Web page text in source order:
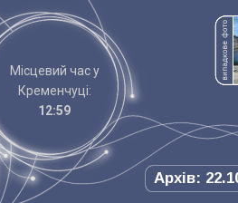
Місцевий час у
Кременчуці:
12:59
Архів: